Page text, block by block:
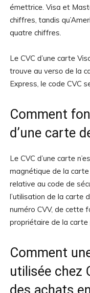
émettrice. Visa et
chiffres, tandis
quatre chiffres.
Le CVC d’une carte
trouve au verso de la
Express, le code CVC
Comment
d’une carte
Le CVC d’une carte
magnétique de la
relative au code de
l’utilisation de la carte
numéro CVV, de cette
propriétaire de la carte
Comment
utilisée chez